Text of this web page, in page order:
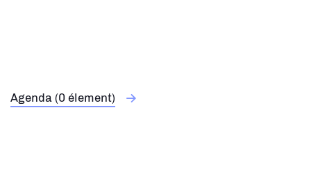
Agenda (0 élement)